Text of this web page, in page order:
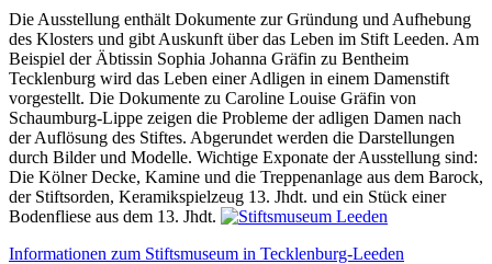
Die Ausstellung enthält Dokumente zur Gründung und Aufhebung
des Klosters und gibt Auskunft über das Leben im Stift Leeden. Am
Beispiel der Äbtissin Sophia Johanna Gräfin zu Bentheim
Tecklenburg wird das Leben einer Adligen in einem Damenstift
vorgestellt. Die Dokumente zu Caroline Louise Gräfin von
Schaumburg-Lippe zeigen die Probleme der adligen Damen nach
der Auflösung des Stiftes. Abgerundet werden die Darstellungen
durch Bilder und Modelle. Wichtige Exponate der Ausstellung sind:
Die Kölner Decke, Kamine und die Treppenanlage aus dem Barock,
der Stiftsorden, Keramikspielzeug 13. Jhdt. und ein Stück einer
Bodenfliese aus dem 13. Jhdt.
Informationen zum Stiftsmuseum in Tecklenburg-Leeden